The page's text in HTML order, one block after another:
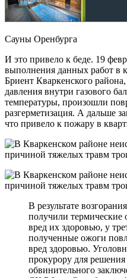
Сауны Оренбурга
И это привело к беде. 19
выполнения данных работ в
Бриент Кваркенского района,
давления внутри газового
температуры, произошли
разгерметизация. А дальше
что привело к пожару в
В результате
получили
вред их здоровью, у
полученные ожоги
вред здоровью.
прокурору для
обвинительного